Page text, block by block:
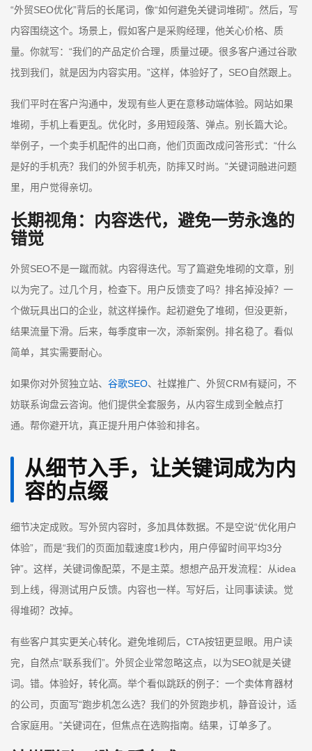
“外贸SEO优化”背后的长尾词，像“如何避免关键词堆砌”。然后，写
内容围绕这个。场景上，假如客户是采购经理，他关心价格、质
量。你就写：“我们的产品定价合理，质量过硬。很多客户通过谷歌
找到我们，就是因为内容实用。”这样，体验好了，SEO自然跟上。
我们平时在客户沟通中，发现有些人更在意移动端体验。网站如果
堆砌，手机上看更乱。优化时，多用短段落、弹点。别长篇大论。
举例子，一个卖手机配件的出口商，他们页面改成问答形式：“什么
是好的手机壳？我们的外贸手机壳，防摔又时尚。”关键词融进问题
里，用户觉得亲切。
长期视角：内容迭代，避免一劳永逸的
错觉
外贸SEO不是一蹴而就。内容得迭代。写了篇避免堆砌的文章，别
以为完了。过几个月，检查下。用户反馈变了吗？排名掉没掉？一
个做玩具出口的企业，就这样操作。起初避免了堆砌，但没更新，
结果流量下滑。后来，每季度审一次，添新案例。排名稳了。看似
简单，其实需要耐心。
如果你对外贸独立站、 谷歌SEO、社媒推广、外贸CRM有疑问，不
妨联系询盘云咨询。他们提供全套服务，从内容生成到全触点打
通。帮你避开坑，真正提升用户体验和排名。
从细节入手，让关键词成为内
容的点缀
细节决定成败。写外贸内容时，多加具体数据。不是空说“优化用户
体验”，而是“我们的页面加载速度1秒内，用户停留时间平均3分
钟”。这样，关键词像配菜，不是主菜。想想产品开发流程：从idea
到上线，得测试用户反馈。内容也一样。写好后，让同事读读。觉
得堆砌？改掉。
有些客户其实更关心转化。避免堆砌后，CTA按钮更显眼。用户读
完，自然点“联系我们”。外贸企业常忽略这点，以为SEO就是关键
词。错。体验好，转化高。举个看似跳跃的例子：一个卖体育器材
的公司，页面写“跑步机怎么选？我们的外贸跑步机，静音设计，适
合家庭用。”关键词在，但焦点在选购指南。结果，订单多了。